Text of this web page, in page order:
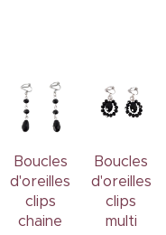
Boucles
d'oreilles
clips
chaine
Boucles
d'oreilles
clips
multi